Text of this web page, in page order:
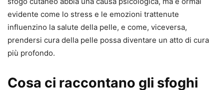
evidente come lo stress e le emozioni trattenute
influenzino la salute della pelle, e come, viceversa,
prendersi cura della pelle possa diventare un atto di cura
più profondo.
Cosa ci raccontano gli sfoghi